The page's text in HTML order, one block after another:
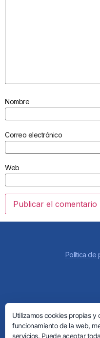
Nombre
Correo electrónico
Web
Política de
Utilizamos cookies propias
funcionamiento de la web,
servicios. Puede aceptar